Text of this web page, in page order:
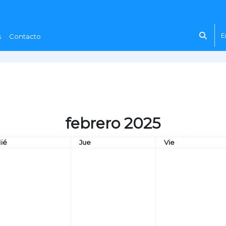
Contacto
febrero 2025
Jueves
Jue Viernes
Vie